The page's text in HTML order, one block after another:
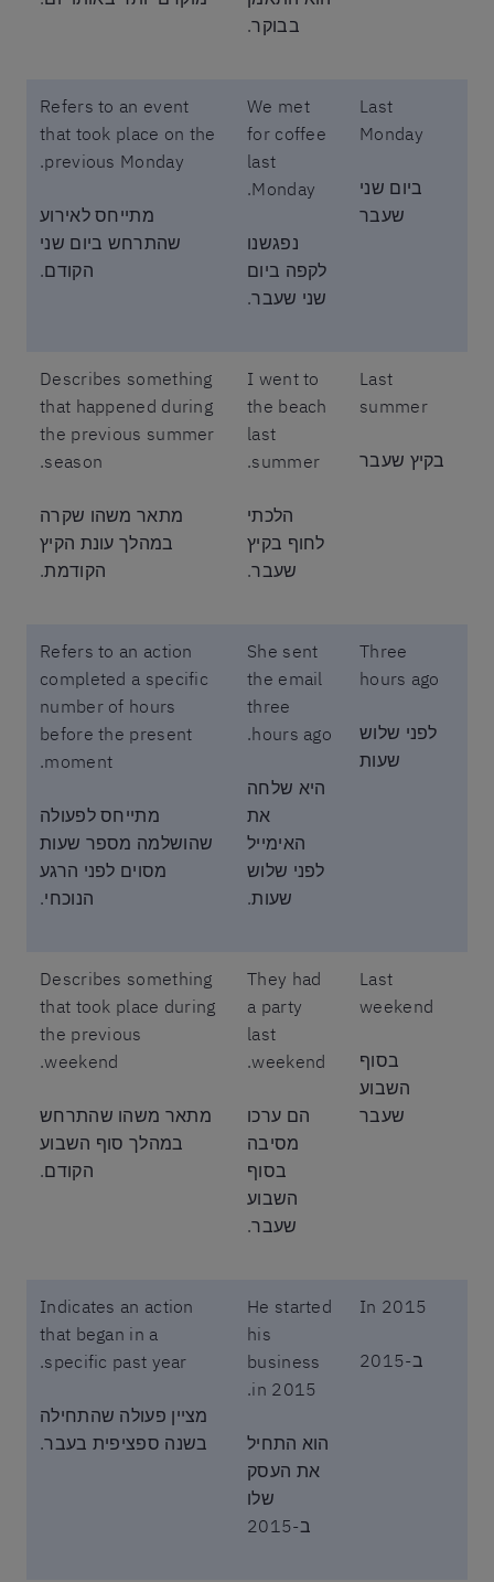
בבוקר.
Last
Monday
ביום שני
שעבר
We met
for coffee
last
Monday.
נפגשנו
לקפה ביום
שני שעבר.
Refers to an event
that took place on the
previous Monday.
מתייחס לאירוע
שהתרחש ביום שני
הקודם.
Last
summer
בקיץ שעבר
I went to
the beach
last
summer.
הלכתי
לחוף בקיץ
שעבר.
Describes something
that happened during
the previous summer
season.
מתאר משהו שקרה
במהלך עונת הקיץ
הקודמת.
Three
hours ago
לפני שלוש
שעות
She sent
the email
three
hours ago.
היא שלחה
את
האימייל
לפני שלוש
שעות.
Refers to an action
completed a specific
number of hours
before the present
moment.
מתייחס לפעולה
שהושלמה מספר שעות
מסוים לפני הרגע
הנוכחי.
Last
weekend
בסוף
השבוע
שעבר
They had
a party
last
weekend.
הם ערכו
מסיבה
בסוף
השבוע
שעבר.
Describes something
that took place during
the previous
weekend.
מתאר משהו שהתרחש
במהלך סוף השבוע
הקודם.
In 2015
ב-2015
He started
his
business
in 2015.
הוא התחיל
את העסק
שלו
ב-2015
Indicates an action
that began in a
specific past year.
מציין פעולה שהתחילה
בשנה ספציפית בעבר.